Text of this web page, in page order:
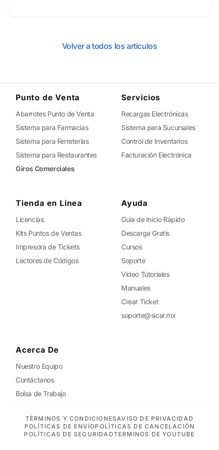
Volver a todos los artículos
Punto de Venta
Abarrotes Punto de Venta
Sistema para Farmacias
Sistema para Ferreterías
Sistema para Restaurantes
Giros Comerciales
Servicios
Recargas Electrónicas
Sistema para Sucursales
Control de Inventarios
Facturación Electrónica
Tienda en Línea
Licencias
Kits Puntos de Ventas
Impresora de Tickets
Lectores de Códigos
Ayuda
Guía de Inicio Rápido
Descarga Gratis
Cursos
Soporte
Video Tutoriales
Manuales
Crear Ticket
soporte@sicar.mx
Acerca De
Nuestro Equipo
Contáctanos
Bolsa de Trabajo
TÉRMINOS Y CONDICIONESAVISO DE PRIVACIDAD
POLÍTICAS DE ENVÍOPOLÍTICAS DE CANCELACIÓN
POLÍTICAS DE SEGURIDADTERMINOS DE YOUTUBE